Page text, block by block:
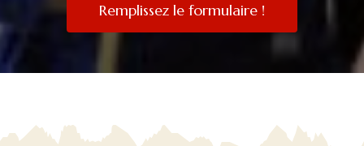
Remplissez le formulaire !